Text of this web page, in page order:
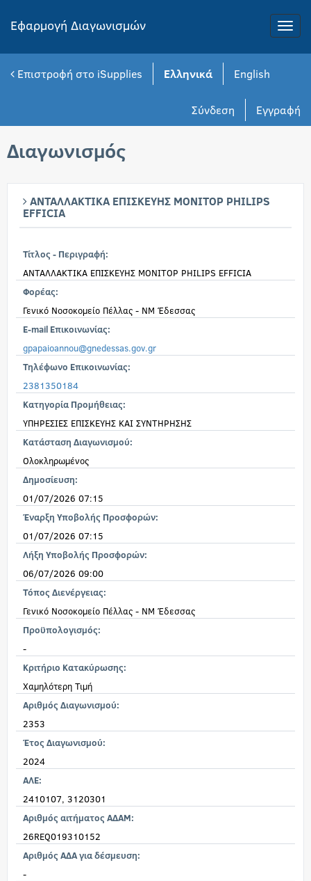
Toggle
Εφαρμογή Διαγωνισμών
Επιστροφή στο iSupplies Ελληνικά English
Εγγραφή
Σύνδεση
Διαγωνισμός
ΑΝΤΑΛΛΑΚΤΙΚΑ ΕΠΙΣΚΕΥΗΣ ΜΟΝΙΤΟΡ PHILIPS
EFFICIA
Τίτλος - Περιγραφή:
ΑΝΤΑΛΛΑΚΤΙΚΑ ΕΠΙΣΚΕΥΗΣ ΜΟΝΙΤΟΡ PHILIPS EFFICIA
Φορέας:
Γενικό Νοσοκομείο Πέλλας - ΝΜ Έδεσσας
E-mail Επικοινωνίας:
gpapaioannou@gnedessas.gov.gr
Τηλέφωνο Επικοινωνίας:
2381350184
Κατηγορία Προμήθειας:
ΥΠΗΡΕΣΙΕΣ ΕΠΙΣΚΕΥΗΣ ΚΑΙ ΣΥΝΤΗΡΗΣΗΣ
Κατάσταση Διαγωνισμού:
Ολοκληρωμένος
Δημοσίευση:
01/07/2026 07:15
Έναρξη Υποβολής Προσφορών:
01/07/2026 07:15
Λήξη Υποβολής Προσφορών:
06/07/2026 09:00
Τόπος Διενέργειας:
Γενικό Νοσοκομείο Πέλλας - ΝΜ Έδεσσας
Προϋπολογισμός:
-
Κριτήριο Κατακύρωσης:
Χαμηλότερη Τιμή
Αριθμός Διαγωνισμού:
2353
Έτος Διαγωνισμού:
2024
ΑΛΕ:
2410107, 3120301
Αριθμός αιτήματος ΑΔΑΜ:
26REQ019310152
Αριθμός ΑΔΑ για δέσμευση:
-